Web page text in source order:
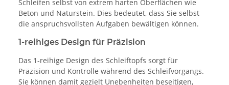
Schleifen selbst von extrem harten Oberflächen wie
Beton und Naturstein. Dies bedeutet, dass Sie selbst
die anspruchsvollsten Aufgaben bewältigen können.
1-reihiges Design für Präzision
Das 1-reihige Design des Schleiftopfs sorgt für
Präzision und Kontrolle während des Schleifvorgangs.
Sie können damit gezielt Unebenheiten beseitigen,